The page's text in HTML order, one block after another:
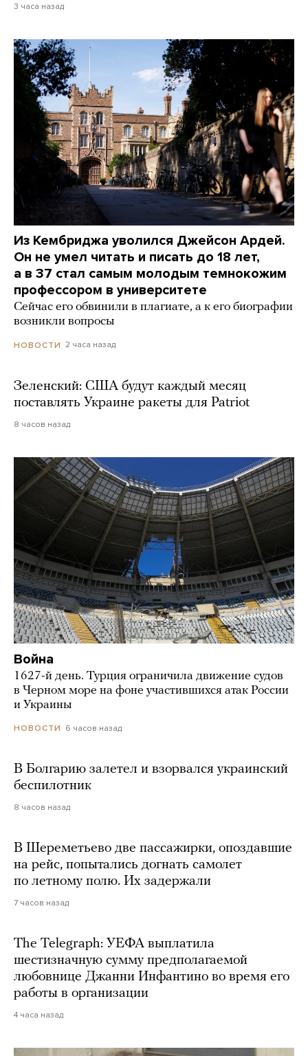
3 часа назад
Из Кембриджа уволился Джейсон Ардей.
Он не умел читать и писать до 18 лет,
а в 37 стал самым молодым темнокожим
профессором в университете
Сейчас его обвинили в плагиате, а к его биографии
возникли вопросы
НОВОСТИ 2 часа назад
Зеленский: США будут каждый месяц
поставлять Украине ракеты для Patriot
8 часов назад
Война
1627-й день. Турция ограничила движение судов
в Черном море на фоне участившихся атак России
и Украины
НОВОСТИ 6 часов назад
В Болгарию залетел и взорвался украинский
беспилотник
8 часов назад
В Шереметьево две пассажирки, опоздавшие
на рейс, попытались догнать самолет
по летному полю. Их задержали
7 часов назад
The Telegraph: УЕФА выплатила
шестизначную сумму предполагаемой
любовнице Джанни Инфантино во время его
работы в организации
4 часа назад